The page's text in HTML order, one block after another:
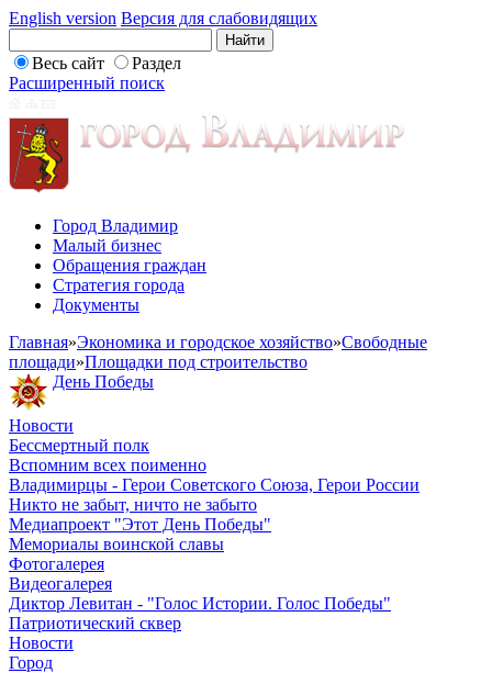
English version Версия для слабовидящих
Весь сайт
Раздел
Расширенный поиск
Город Владимир
Малый бизнес
Обращения граждан
Стратегия города
Документы
Главная»Экономика и городское хозяйство»Свободные
площади»Площадки под строительство
День Победы
Новости
Бессмертный полк
Вспомним всех поименно
Владимирцы - Герои Советского Союза, Герои России
Никто не забыт, ничто не забыто
Медиапроект "Этот День Победы"
Мемориалы воинской славы
Фотогалерея
Видеогалерея
Диктор Левитан - "Голос Истории. Голос Победы"
Патриотический сквер
Новости
Город